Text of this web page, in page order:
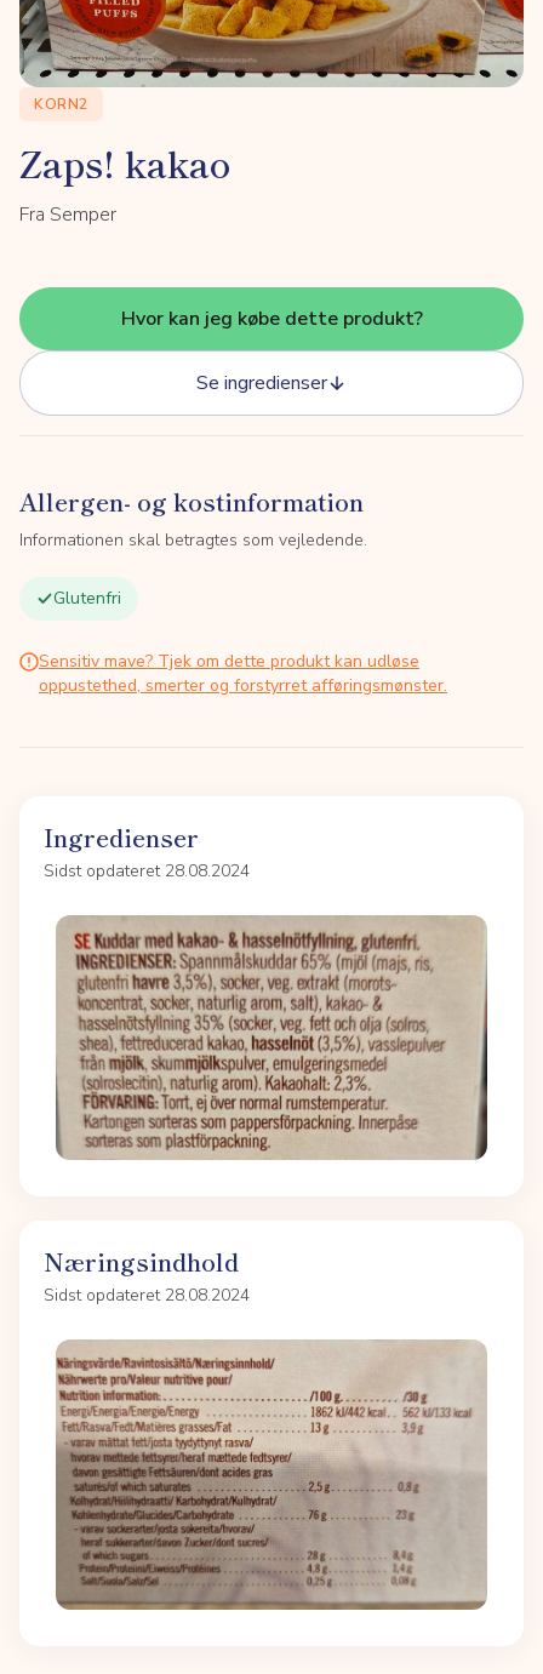
KORN2
Zaps! kakao
Fra Semper
Hvor kan jeg købe dette produkt?
Se ingredienser
Allergen- og kostinformation
Informationen skal betragtes som vejledende.
Glutenfri
Sensitiv mave? Tjek om dette produkt kan udløse
oppustethed, smerter og forstyrret afføringsmønster.
Ingredienser
Sidst opdateret 28.08.2024
Næringsindhold
Sidst opdateret 28.08.2024